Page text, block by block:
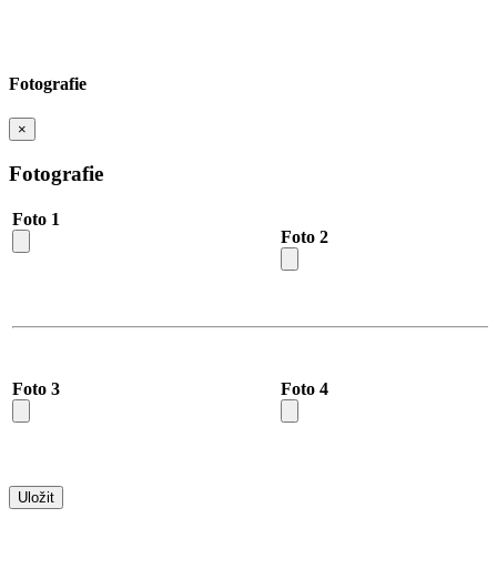
Fotografie
×
Fotografie
Foto 1
Foto 2
Foto 3 Foto 4